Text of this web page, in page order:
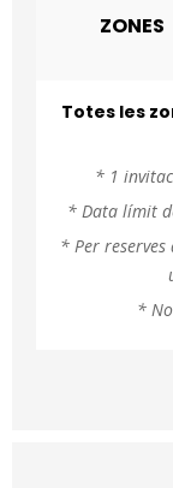
ZONES
Totes les
* 1
* Data límit
* Per
*